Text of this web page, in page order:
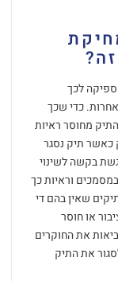
לכך
כדי שכך
מחוסר ראיות
כאשר תיק נסגר
בקשה לשינוי
וראיות כך
שאין בהם די
או חוסר
את החוקרים
את התיק